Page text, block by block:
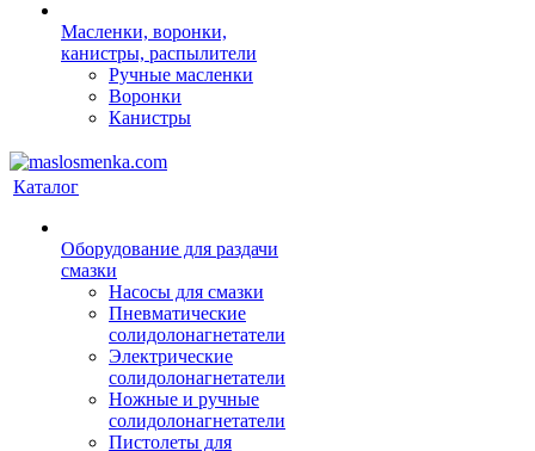
Масленки, воронки,
канистры, распылители
Ручные масленки
Воронки
Канистры
Каталог
Оборудование для раздачи
смазки
Насосы для смазки
Пневматические
солидолонагнетатели
Электрические
солидолонагнетатели
Ножные и ручные
солидолонагнетатели
Пистолеты для